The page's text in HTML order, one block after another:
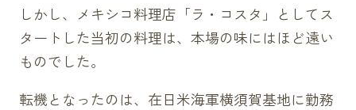
しかし、メキシコ料理店「ラ・コスタ」としてス
タートした当初の料理は、本場の味にはほど遠い
ものでした。
転機となったのは、在日米海軍横須賀基地に勤務